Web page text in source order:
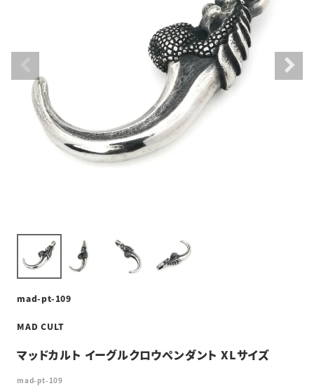
mad-pt-109
MAD CULT
マッドカルト イーグルクロウペンダント XLサイズ
mad-pt-109